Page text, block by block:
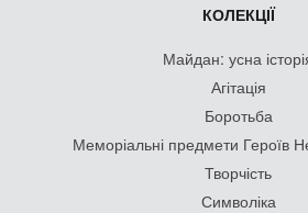
КОЛЕКЦІЇ
Майдан: усна
Агітація
Боротьба
Меморіальні предмети Героїв
Творчість
Символіка